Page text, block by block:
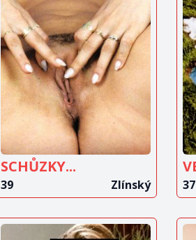
ZOBRAZIT
INZERÁT
SCHŮZKY...
39 Zlínský 37